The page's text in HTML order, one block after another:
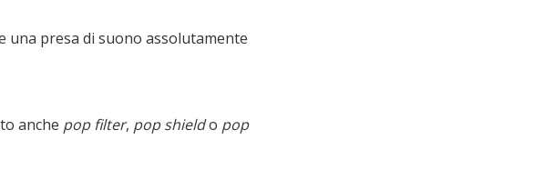
una presa di suono assolutamente
anche pop filter, pop shieldo pop